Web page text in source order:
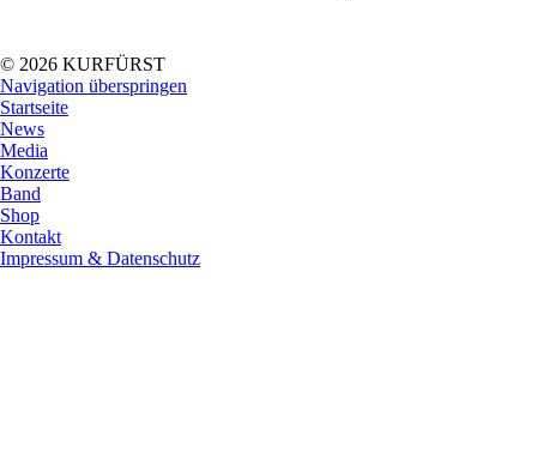
© 2026 KURFÜRST
Navigation überspringen
Startseite
News
Media
Konzerte
Band
Shop
Kontakt
Impressum & Datenschutz